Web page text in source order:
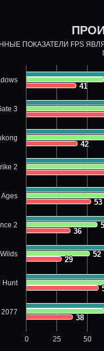
ПОКАЗАТЕЛИ FPS
52
52
41
41
42
42
53
53
36
36
29
29
38
38
0 25 50
3
2
Ages
2
Hunt